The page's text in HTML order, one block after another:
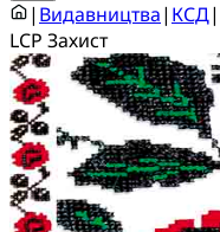
| Видавництва| КСД|
LCP Захист